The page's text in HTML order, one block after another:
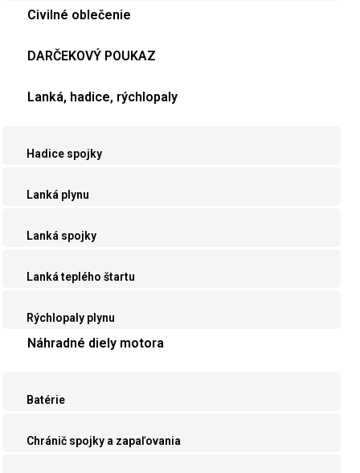
Civilné oblečenie
DARČEKOVÝ POUKAZ
Lanká, hadice, rýchlopaly
Hadice spojky
Lanká plynu
Lanká spojky
Lanká teplého štartu
Rýchlopaly plynu
Náhradné diely motora
Batérie
Chránič spojky a zapaľovania